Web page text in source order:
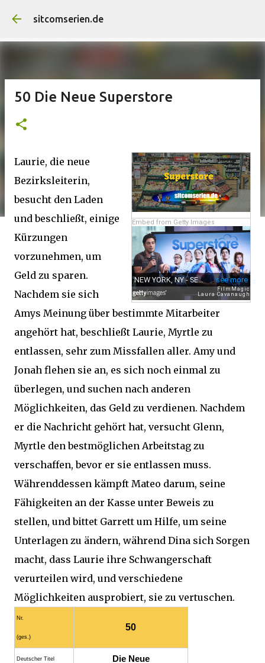
sitcomserien.de
50 Die Neue Superstore
Embed from Getty Images
Laurie, die neue
Bezirksleiterin,
besucht den Laden
und beschließt, einige
Kürzungen
vorzunehmen, um
Geld zu sparen.
Nachdem sie sich
Amys Meinung über bestimmte Mitarbeiter
angehört hat, beschließt Laurie, Myrtle zu
entlassen, sehr zum Missfallen aller. Amy und
Jonah flehen sie an, es sich noch einmal zu
überlegen, und suchen nach anderen
Möglichkeiten, das Geld zu verdienen. Nachdem
er die Nachricht gehört hat, versucht Glenn,
Myrtle den bestmöglichen Arbeitstag zu
verschaffen, bevor er sie entlassen muss.
Währenddessen kämpft Mateo darum, seine
Fähigkeiten an der Kasse unter Beweis zu
stellen, und bittet Garrett um Hilfe, um seine
Unterlagen zu ändern, während Dina sich Sorgen
macht, dass Laurie ihre Schwangerschaft
verurteilen wird, und verschiedene
Möglichkeiten ausprobiert, sie zu vertuschen.
Nr.
(ges.)
50
Deutscher Titel Die Neue